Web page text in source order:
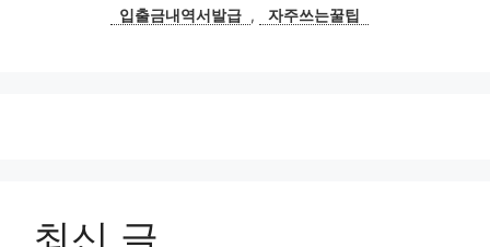
입출금내역서발급 , 자주쓰는꿀팁
최신 글